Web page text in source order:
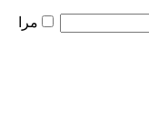
مرا